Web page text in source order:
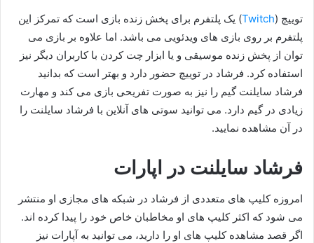
توییچ (Twitch) یک پلتفرم برای پخش زنده بازی است که تمرکز این
پلتفرم بر روی بازی های ویدئویی می باشد. اما علاوه بر بازی می
توان از پخش زنده موسیقی و یا ابزار چت کردن با کاربران دیگر نیز
استفاده کرد. فرشاد در توییچ حضور دارد و بهتر است که بدانید
فرشاد سایلنت گیم را نیز به صورت تفریحی بازی می کند و مهارت
زیادی در گیم دارد. می توانید سوتی های آنلاین با فرشاد سایلنت را
در آن مشاهده نمایید.
فرشاد سایلنت در اپارات
امروزه کلیپ های متعددی از فرشاد در شبکه های مجازی او منتشر
می‌ شود که اکثر کلیپ های او مخاطبان خاص خود را پیدا کرده اند.
اگر قصد مشاهده کلیپ های او را دارید، می توانید به آپارات نیز